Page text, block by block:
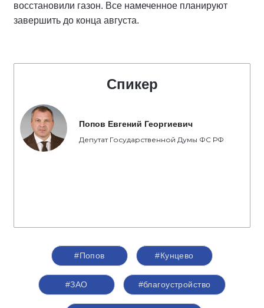
восстановили газон. Все намеченное планируют
завершить до конца августа.
Спикер
Попов Евгений Георгиевич
Депутат Государственной Думы ФС РФ
#Попов #Кунцево
#ЗАО #благоустройство